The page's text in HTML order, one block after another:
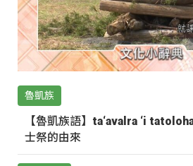
魯凱族
【魯凱族語】ta‘avalra ‘i
士祭的由來